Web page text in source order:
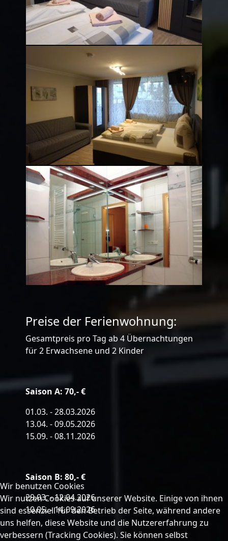
Preise der Ferienwohnung:
Gesamtpreis pro Tag ab 4 Übernachtungen
für 2 Erwachsene und 2 Kinder
Saison A: 70,- €
01.03. - 28.03.2026
13.04. - 09.05.2026
15.09. - 08.11.2026
Saison B: 80,- €
29.03. - 12.04.2026
10.05. - 14.09.2026
Wir benutzen Cookies
Wir nutzen Cookies auf unserer Website. Einige von ihnen
sind essenziell für den Betrieb der Seite, während andere
uns helfen, diese Website und die Nutzererfahrung zu
verbessern (Tracking Cookies). Sie können selbst